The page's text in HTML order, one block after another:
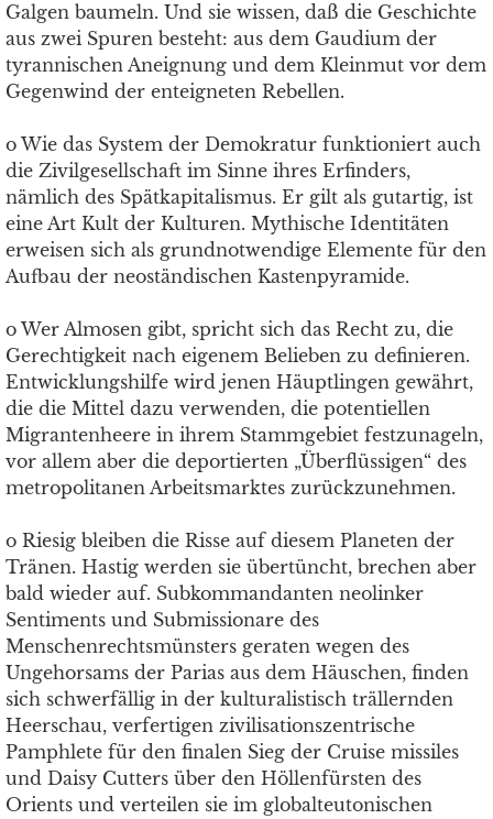
Galgen baumeln. Und sie wissen, daß die Geschichte
aus zwei Spuren besteht: aus dem Gaudium der
tyrannischen Aneignung und dem Kleinmut vor dem
Gegenwind der enteigneten Rebellen.
o Wie das System der Demokratur funktioniert auch
die Zivilgesellschaft im Sinne ihres Erfinders,
nämlich des Spätkapitalismus. Er gilt als gutartig, ist
eine Art Kult der Kulturen. Mythische Identitäten
erweisen sich als grundnotwendige Elemente für den
Aufbau der neoständischen Kastenpyramide.
o Wer Almosen gibt, spricht sich das Recht zu, die
Gerechtigkeit nach eigenem Belieben zu definieren.
Entwicklungshilfe wird jenen Häuptlingen gewährt,
die die Mittel dazu verwenden, die potentiellen
Migrantenheere in ihrem Stammgebiet festzunageln,
vor allem aber die deportierten „Überflüssigen“ des
metropolitanen Arbeitsmarktes zurückzunehmen.
o Riesig bleiben die Risse auf diesem Planeten der
Tränen. Hastig werden sie übertüncht, brechen aber
bald wieder auf. Subkommandanten neolinker
Sentiments und Submissionare des
Menschenrechtsmünsters geraten wegen des
Ungehorsams der Parias aus dem Häuschen, finden
sich schwerfällig in der kulturalistisch trällernden
Heerschau, verfertigen zivilisationszentrische
Pamphlete für den finalen Sieg der Cruise missiles
und Daisy Cutters über den Höllenfürsten des
Orients und verteilen sie im globalteutonischen